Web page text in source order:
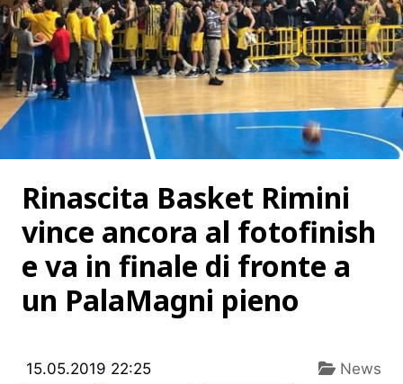
Rinascita Basket Rimini
vince ancora al fotofinish
e va in finale di fronte a
un PalaMagni pieno
15.05.2019 22:25 News